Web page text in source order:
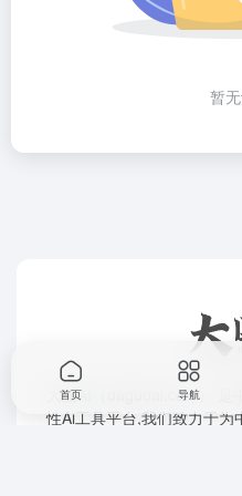
暂
大国AI（daguoai.com） 是
性Ai工具平台,我们致力于为
首页 导航